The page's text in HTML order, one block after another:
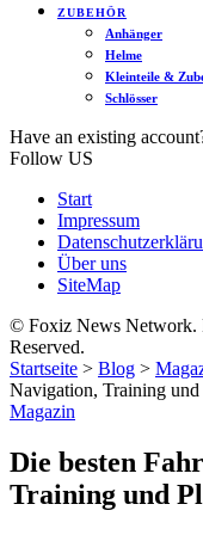
ZUBEHÖR
Anhänger
Helme
Kleinteile &
Schlösser
Have an existing
Follow US
Start
Impressum
Über uns
SiteMap
© Foxiz News Network.
Reserved.
Startseite > Blog >
Navigation, Training
Magazin
Die besten
Training und